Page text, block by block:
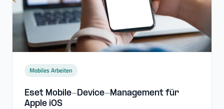
Mobiles Arbeiten
Eset Mobile-​Device-​Management für
Apple iOS